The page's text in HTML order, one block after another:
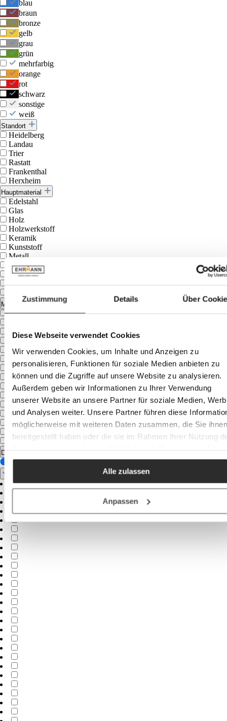
Zustimmung Details Über
Diese Webseite verwendet Cookies
Wir verwenden Cookies, um Inhalte und Anzeigen zu
personalisieren, Funktionen für soziale Medien anbieten zu
können und die Zugriffe auf unsere Website zu analysieren.
Außerdem geben wir Informationen zu Ihrer Verwendung
unserer Website an unsere Partner für soziale Medien,
und Analysen weiter. Unsere Partner führen diese
möglicherweise mit weiteren Daten zusammen, die Sie ihnen
bereitgestellt haben oder die sie im Rahmen Ihrer Nutzung
akzeptieren / etc.]“ erteilen Sie Ihre Einwilligung auch in die
Weitergabe über Ihr Verhalten in unserem Shop an unseren
Partner, die shopware AG (Ebbinghoff 10, 48624
Deutschland), die diese Daten Ihnen nicht persönlich
Produktverbesserungen, Marktverhaltensanalysen)
darf.
Alle zulassen
Anpassen
blau
braun
bronze
gelb
grau
grün
mehrfarbig
orange
rot
schwarz
sonstige
weiß
Standort
Heidelberg
Landau
Trier
Rastatt
Frankenthal
Herxheim
Hauptmaterial
Edelstahl
Glas
Holz
Holzwerkstoff
Keramik
Kunststoff
Metall
Stahl
Stein
Marke
Brafab
Fermob
HOUE
Höfats
Kare Design
Kave Home
LC Garden
Lafuma
Musterring
Nardi
Siena Garden
Sit Mobilia
Stern
Tierra Outdoor
Durchmesser